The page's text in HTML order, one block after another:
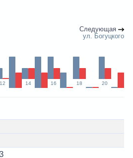
Следующая
ул. Богуцкого
12 14 16 18 20
Гродно - остановка Гронитекс